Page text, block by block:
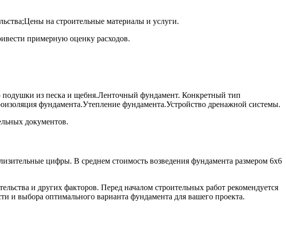
на строительные материалы и услуги.
примерную оценку расходов.
подушки из песка и щебня.Ленточный фундамент. Конкретный тип
фундамента.Утепление фундамента.Устройство дренажной системы.
документов.
цифры. В среднем стоимость возведения фундамента размером 6х6
и других факторов. Перед началом строительных работ рекомендуется
и выбора оптимального варианта фундамента для вашего проекта.